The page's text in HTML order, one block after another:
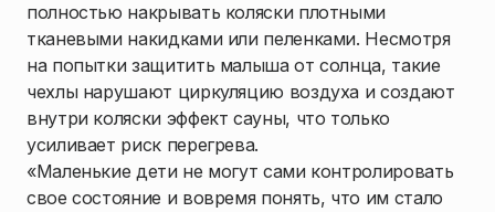
полностью накрывать коляски плотными
тканевыми накидками или пеленками. Несмотря
на попытки защитить малыша от солнца, такие
чехлы нарушают циркуляцию воздуха и создают
внутри коляски эффект сауны, что только
усиливает риск перегрева.
«Маленькие дети не могут сами контролировать
свое состояние и вовремя понять, что им стало